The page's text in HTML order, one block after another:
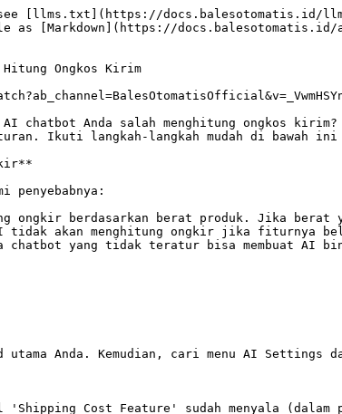
[llms.txt](https://docs.balesotomatis.id/
as [Markdown](https://
Ongkos Kirim
AI chatbot Anda salah menghitung ongkos
Ikuti langkah-langkah mudah di bawah
penyebabnya:
ongkir berdasarkan berat produk. Jika berat
akan menghitung ongkir jika fiturnya
yang tidak teratur bisa membuat AI
utama Anda. Kemudian, cari menu AI
'Shipping Cost Feature' sudah menyala